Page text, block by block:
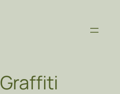
Graffiti